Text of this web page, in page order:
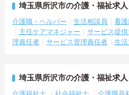
埼玉県所沢市の介護・福祉求
介護職・ヘルパー 生活相談員 看
主任ケアマネジャー
サービス提
理責任者
サービス管理責任者 生
埼玉県所沢市の介護・福祉求
介護福祉士 社会福祉士
介護職員